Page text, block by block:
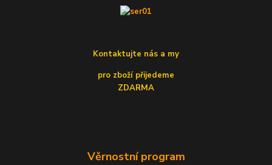
Kontaktujte nás a my
pro zboží přijedeme
ZDARMA
Věrnostní program